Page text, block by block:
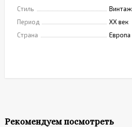
Стиль
Винтаж
Период
XX век
Страна
Европа
Рекомендуем посмотреть